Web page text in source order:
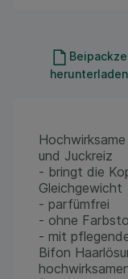
herunterladen
und Juckreiz
- bringt die
Gleichgewicht
- parfümfrei
- ohne
- mit
Bifon